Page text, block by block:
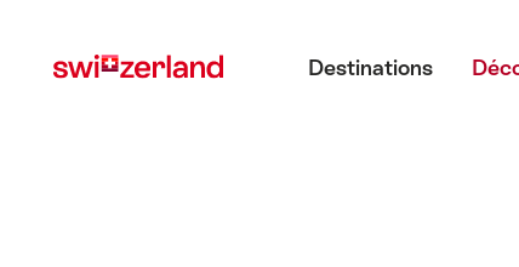
myswitzerland.com
Destinations